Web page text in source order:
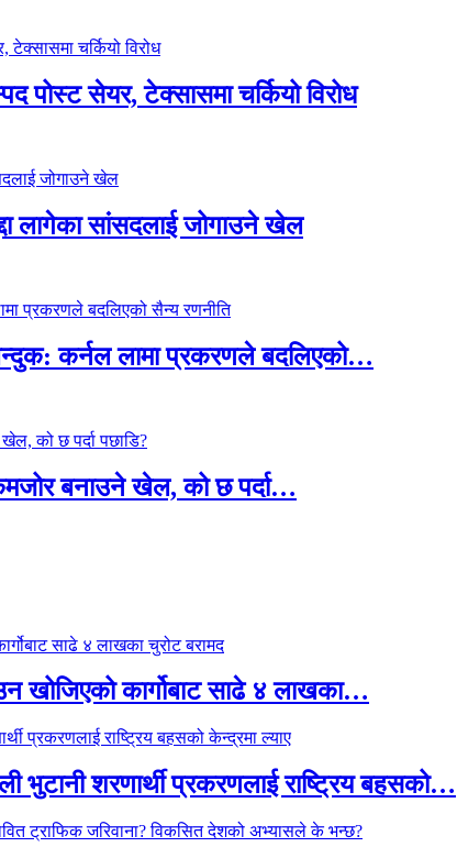
पोस्ट सेयर, टेक्सासमा चर्कियो विरोध
लागेका सांसदलाई जोगाउने खेल
कर्नल लामा प्रकरणले बदलिएको…
बनाउने खेल, को छ पर्दा…
खोजिएको कार्गोबाट साढे ४ लाखका…
शरणार्थी प्रकरणलाई राष्ट्रिय बहसको…